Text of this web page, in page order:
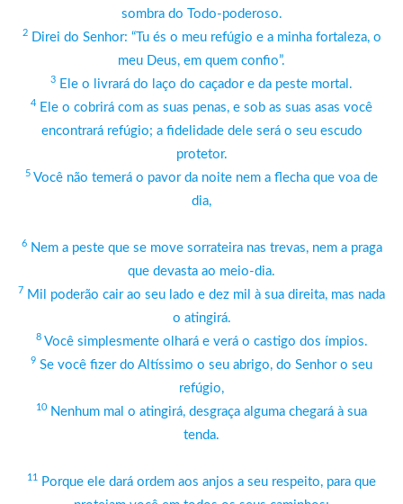
sombra do Todo-poderoso.
2Direi do Senhor: “Tu és o meu refúgio e a minha fortaleza, o
meu Deus, em quem confio”.
3 Ele o livrará do laço do caçador e da peste mortal.
4 Ele o cobrirá com as suas penas, e sob as suas asas você
encontrará refúgio; a fidelidade dele será o seu escudo
protetor.
5 Você não temerá o pavor da noite nem a flecha que voa de
dia,
6Nem a peste que se move sorrateira nas trevas, nem a praga
que devasta ao meio-dia.
7 Mil poderão cair ao seu lado e dez mil à sua direita, mas nada
o atingirá.
8Você simplesmente olhará e verá o castigo dos ímpios.
9 Se você fizer do Altíssimo o seu abrigo, do Senhor o seu
refúgio,
10 Nenhum mal o atingirá, desgraça alguma chegará à sua
tenda.
11 Porque ele dará ordem aos anjos a seu respeito, para que